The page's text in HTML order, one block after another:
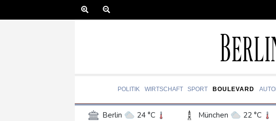
POLITIK WIRTSCHAFT SPORT BOULEVARD
Berlin 24 °C München 22 °C